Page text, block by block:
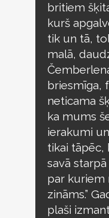
britiem
kurš
tik un tā,
malā,
briesmīga,
neticama
ka mums
ierakumi
tikai tāpēc,
savā
par kuriem
zināms.”
plaši